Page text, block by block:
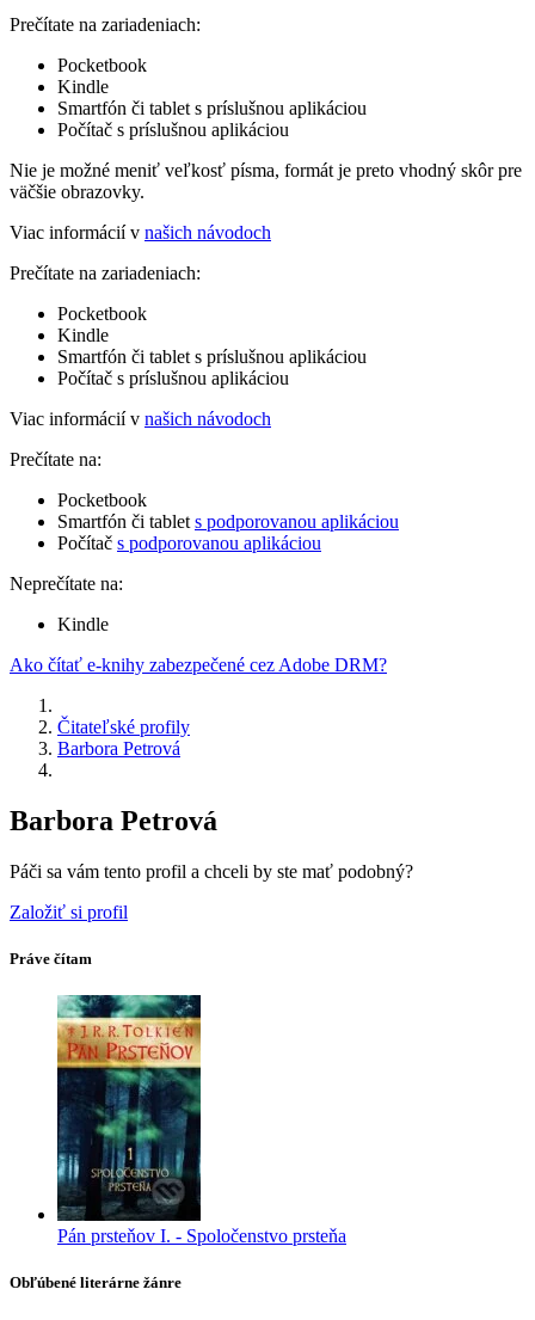
Prečítate na zariadeniach:
Pocketbook
Kindle
Smartfón či tablet s príslušnou aplikáciou
Počítač s príslušnou aplikáciou
Nie je možné meniť veľkosť písma, formát je preto vhodný skôr pre
väčšie obrazovky.
Viac informácií v našich návodoch
Prečítate na zariadeniach:
Pocketbook
Kindle
Smartfón či tablet s príslušnou aplikáciou
Počítač s príslušnou aplikáciou
Viac informácií v našich návodoch
Prečítate na:
Pocketbook
Smartfón či tablet s podporovanou aplikáciou
Počítač s podporovanou aplikáciou
Neprečítate na:
Kindle
Ako čítať e-knihy zabezpečené cez Adobe DRM?
Čitateľské profily
Barbora Petrová
Barbora Petrová
Páči sa vám tento profil a chceli by ste mať podobný?
Založiť si profil
Práve čítam
Pán prsteňov I. - Spoločenstvo prsteňa
Obľúbené literárne žánre